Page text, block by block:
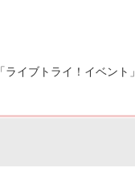
イブトライ！イベント」